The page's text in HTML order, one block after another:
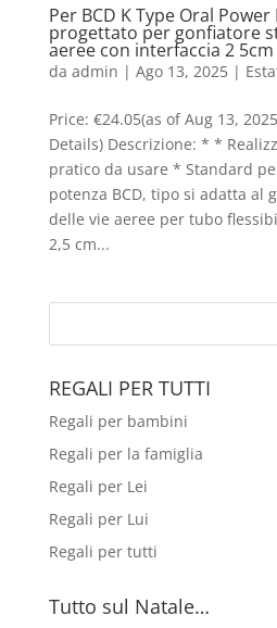
Per BCD K Type Oral
progettato per gonfiatore
aeree con interfaccia 2 5cm
da admin | Ago 13, 2025|
Price: €24.05(as of Aug 13,
Details) Descrizione: * *
pratico da usare * Standard
potenza BCD, tipo si adatta al
delle vie aeree per tubo
2,5 cm...
REGALI PER TUTTI
Regali per bambini
Regali per la famiglia
Regali per Lei
Regali per Lui
Regali per tutti
Tutto sul Natale…